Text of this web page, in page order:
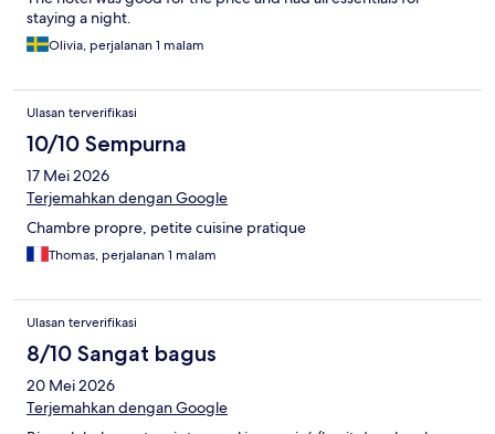
staying a night.
Olivia, perjalanan 1 malam
Ulasan terverifikasi
10/10 Sempurna
17 Mei 2026
Terjemahkan dengan Google
Chambre propre, petite cuisine pratique
Thomas, perjalanan 1 malam
Ulasan terverifikasi
8/10 Sangat bagus
20 Mei 2026
Terjemahkan dengan Google